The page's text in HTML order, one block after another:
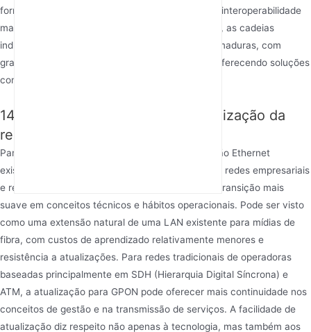
fornecedores, potencialmente exigindo testes de interoperabilidade
mais rigorosos antes da implantação. Atualmente, as cadeias
industriais para ambas as tecnologias são muito maduras, com
grandes fornecedores de chips e equipamentos oferecendo soluções
completas.
14. Facilidade de migração e atualização da
rede
Para redes com amplo equipamento de comutação Ethernet
existente e experiência operacional (por exemplo, redes empresariais
e redes de campi), introduzir EPON oferece uma transição mais
suave em conceitos técnicos e hábitos operacionais. Pode ser visto
como uma extensão natural de uma LAN existente para mídias de
fibra, com custos de aprendizado relativamente menores e
resistência a atualizações. Para redes tradicionais de operadoras
baseadas principalmente em SDH (Hierarquia Digital Síncrona) e
ATM, a atualização para GPON pode oferecer mais continuidade nos
conceitos de gestão e na transmissão de serviços. A facilidade de
atualização diz respeito não apenas à tecnologia, mas também aos